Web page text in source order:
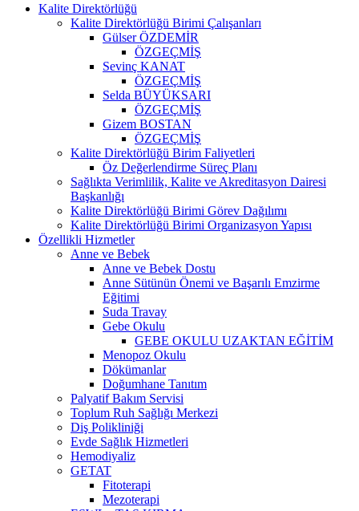
Kalite Direktörlüğü
Kalite Direktörlüğü Birimi Çalışanları
Gülser ÖZDEMİR
ÖZGEÇMİŞ
Sevinç KANAT
ÖZGEÇMİŞ
Selda BÜYÜKSARI
ÖZGEÇMİŞ
Gizem BOSTAN
ÖZGEÇMİŞ
Kalite Direktörlüğü Birim Faliyetleri
Öz Değerlendirme Süreç Planı
Sağlıkta Verimlilik, Kalite ve Akreditasyon Dairesi
Başkanlığı
Kalite Direktörlüğü Birimi Görev Dağılımı
Kalite Direktörlüğü Birimi Organizasyon Yapısı
Özellikli Hizmetler
Anne ve Bebek
Anne ve Bebek Dostu
Anne Sütünün Önemi ve Başarılı Emzirme
Eğitimi
Suda Travay
Gebe Okulu
GEBE OKULU UZAKTAN EĞİTİM
Menopoz Okulu
Dökümanlar
Doğumhane Tanıtım
Palyatif Bakım Servisi
Toplum Ruh Sağlığı Merkezi
Diş Polikliniği
Evde Sağlık Hizmetleri
Hemodiyaliz
GETAT
Fitoterapi
Mezoterapi